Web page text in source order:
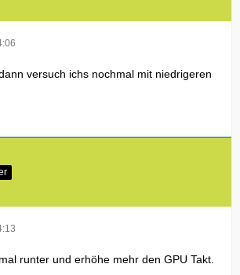
versuch ichs nochmal mit niedrigeren
runter und erhöhe mehr den GPU Takt.